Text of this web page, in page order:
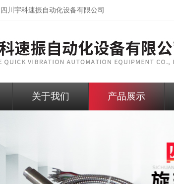
四川宇科速振自动化设备有限公司
关于我们 产品展示